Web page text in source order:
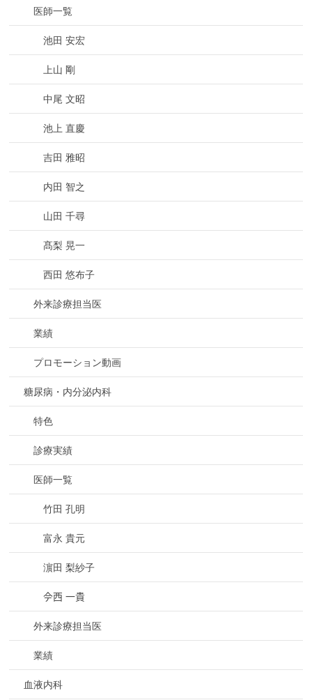
医師一覧
池田 安宏
上山 剛
中尾 文昭
池上 直慶
吉田 雅昭
内田 智之
山田 千尋
髙梨 晃一
西田 悠布子
外来診療担当医
業績
プロモーション動画
糖尿病・内分泌内科
特色
診療実績
医師一覧
竹田 孔明
富永 貴元
濵田 梨紗子
𫝆西 一貴
外来診療担当医
業績
血液内科